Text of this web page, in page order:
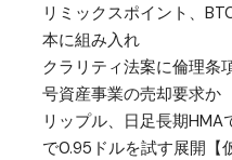
リミックスポイント、
本に組み入れ
クラリティ法案に倫理
号資産事業の売却要求か
リップル、日足長期
で0.95ドルを試す展開【